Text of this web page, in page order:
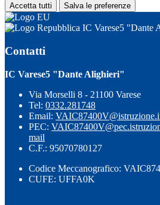
Accetta tutti Salva le preferenze
IC Varese5 "Dante
Contatti
IC Varese5 "Dante Alighieri"
Via Morselli 8 - 21100 Varese
Tel: 0332.281748
Email:
PEC:
mail
C.F.: 95070780127
Codice Meccanografico:
CUFE: UFFA0K